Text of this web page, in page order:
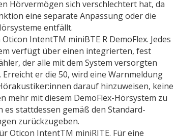
Hörvermögen sich verschlechtert hat, da
eine separate Anpassung oder die
entfällt.
IntentTM miniBTE R DemoFlex. Jedes
verfügt über einen integrierten, fest
der alle mit dem System versorgten
er die 50, wird eine Warnmeldung
darauf hinzuweisen, keine
mehr mit diesem DemoFlex-Hörsystem zu
es stattdessen gemäß den Standard-
zurückzugeben.
Oticon IntentTM miniRITE. Für eine